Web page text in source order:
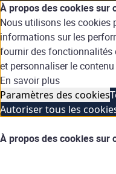
À propos des cookies sur
Nous utilisons les cookies
informations sur les
fournir des fonctionnalités
et personnaliser le
En savoir plus
Paramètres des cookies
Autoriser tous les
À propos des cookies sur